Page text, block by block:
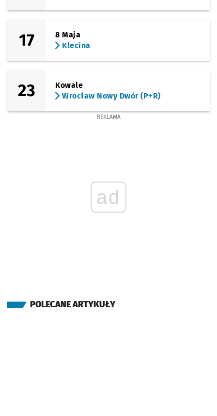
17
8 Maja
Klecina
23
Kowale
Wrocław Nowy Dwór (P+R)
REKLAMA
ad
POLECANE ARTYKUŁY